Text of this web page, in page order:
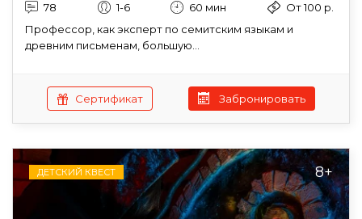
78 1-6 60 мин
От 100 р.
Профессор, как эксперт по семитским языкам и
древним письменам, большую...
Сертификат Забронировать
ДЕТСКИЙ КВЕСТ 8+